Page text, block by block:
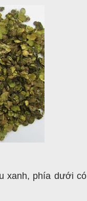
xanh, phía dưới có